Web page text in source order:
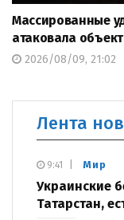
Массированные
атаковала
2026/08/09, 21:02
Лента
Мир
Украинские
Татарстан,
9:41